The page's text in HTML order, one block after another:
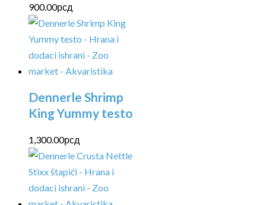
900.00рсд
Dennerle Shrimp
King Yummy testo
1,300.00рсд